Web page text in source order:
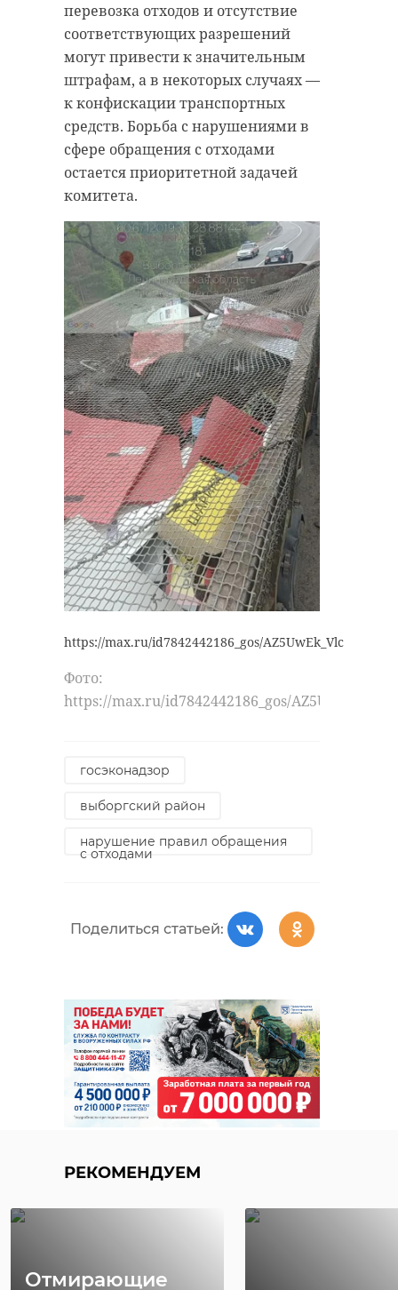
перевозка отходов и отсутствие
соответствующих разрешений
могут привести к значительным
штрафам, а в некоторых случаях —
к конфискации транспортных
средств. Борьба с нарушениями в
сфере обращения с отходами
остается приоритетной задачей
комитета.
https://max.ru/id7842442186_gos/AZ5UwEk_Vlc
Фото:
https://max.ru/id7842442186_gos/AZ5UwEk_Vlc
госэконадзор
выборгский район
нарушение правил обращения
с отходами
Поделиться статьей:
РЕКОМЕНДУЕМ
Отмирающие